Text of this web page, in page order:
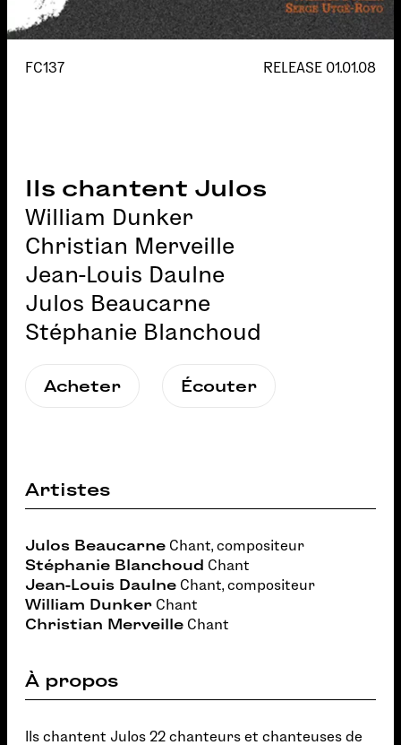
FC137 RELEASE 01.01.08
Ils chantent Julos
William Dunker
Christian Merveille
Jean-Louis Daulne
Julos Beaucarne
Stéphanie Blanchoud
Acheter Écouter
Artistes
Julos Beaucarne Chant, compositeur
Stéphanie Blanchoud Chant
Jean-Louis Daulne Chant, compositeur
William Dunker Chant
Christian Merveille Chant
À propos
Ils chantent Julos 22 chanteurs et chanteuses de